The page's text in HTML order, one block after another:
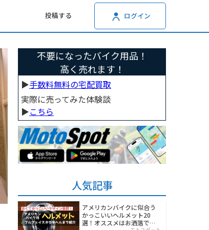
投稿する ログイン
不要になったバイク用品！
高く売れます！
▶︎手数料無料の宅配買取
実際に売ってみた体験談
▶︎こちら
人気記事
アメリカンバイクに似合う
かっこいいヘルメット20
選！オススメはお洒落でワ